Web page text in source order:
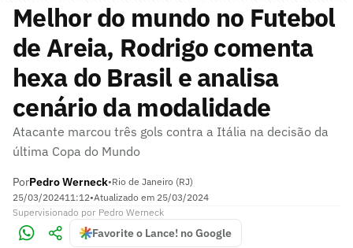
Melhor do mundo no Futebol
de Areia, Rodrigo comenta
hexa do Brasil e analisa
cenário da modalidade
Atacante marcou três gols contra a Itália na decisão da
última Copa do Mundo
PorPedro Werneck•Rio de Janeiro (RJ)
25/03/202411:12•Atualizado em 25/03/2024
Supervisionado por Pedro Werneck
Favorite o Lance! no Google